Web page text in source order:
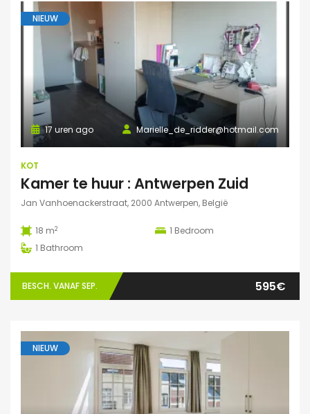
NIEUW
Marielle_de_ridder@hotmail.com
17 uren ago
KOT
Kamer te huur : Antwerpen Zuid
Jan Vanhoenackerstraat, 2000 Antwerpen, België
18 m2 1 Bedroom
1 Bathroom
BESCH. VANAF SEP. 595€
NIEUW